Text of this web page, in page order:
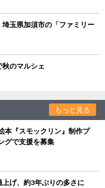
玉県加須市の「ファミリー
のマルシェ
もっと見る
本『スモックリン』制作プ
グで支援を募集
げ、約3年ぶりの多さに